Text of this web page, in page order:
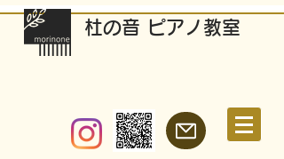
​杜の音 ピアノ教室